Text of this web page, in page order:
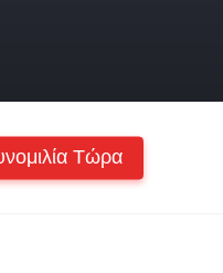
Τώρα